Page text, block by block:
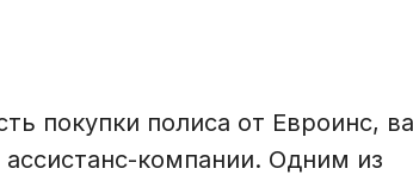
покупки полиса от Евроинс,
компании. Одним из